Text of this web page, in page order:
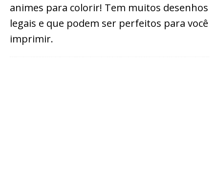
animes para colorir! Tem muitos desenhos
legais e que podem ser perfeitos para você
imprimir.